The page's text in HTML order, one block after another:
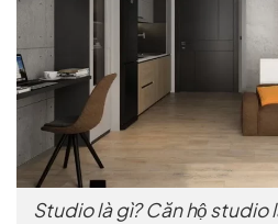
Studio là gì? Căn hộ studio